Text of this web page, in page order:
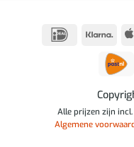
IDeal
Alle prijzen zijn
Algemene